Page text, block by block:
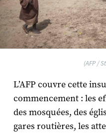
(AFP /
L’AFP couvre cette
commencement : les
des mosquées, des
gares routières, les